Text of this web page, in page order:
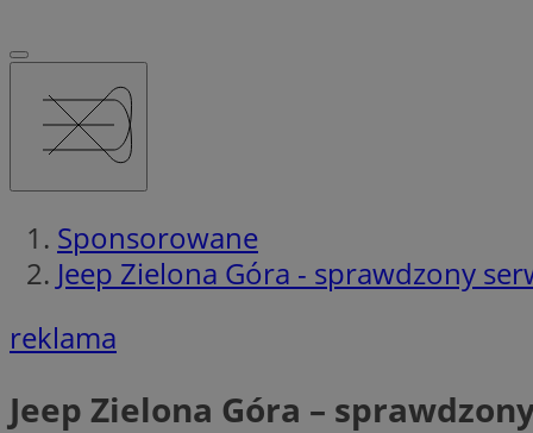
Sponsorowane
Jeep Zielona Góra - sprawdzony
reklama
Jeep Zielona Góra –